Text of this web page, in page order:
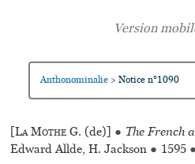
Anthonominalie > Notice n°1090
[La Mothe G. (de)] ● The French
Edward Allde, H. Jackson ● 1595 ●